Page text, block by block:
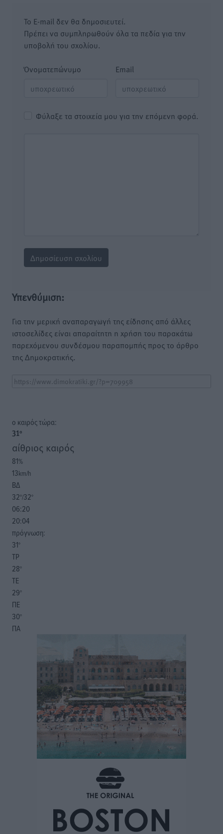
Το E-mail δεν θα δημοσιευτεί.
Πρέπει να συμπληρωθούν όλα τα πεδία για την
υποβολή του σχολίου.
Όνοματεπώνυμο Email
Φύλαξε τα στοιχεία μου για την επόμενη φορά.
Υπενθύμιση:
Για την μερική αναπαραγωγή της είδησης από άλλες
ιστοσελίδες είναι απαραίτητη η χρήση του παρακάτω
παρεχόμενου συνδέσμου παραπομπής προς το άρθρο
της Δημοκρατικής.
o καιρός τώρα:
31°
αίθριος καιρός
81%
13km/h
ΒΔ
32°/32°
06:20
20:04
πρόγνωση:
31°
ΤΡ
28°
ΤΕ
29°
ΠΕ
30°
ΠΑ